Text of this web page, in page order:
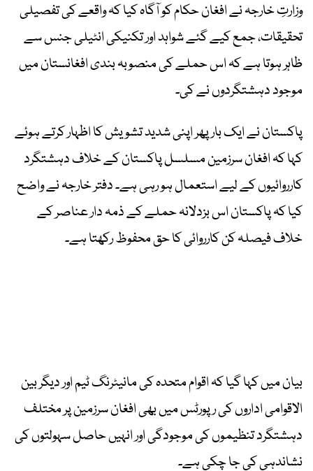
وزارتِ خارجہ نے افغان حکام کو آگاہ کیا کہ واقعے کی تفصیلی
تحقیقات، جمع کیے گئے شواہد اور تکنیکی انٹیلی جنس سے
ظاہر ہوتا ہے کہ اس حملے کی منصوبہ بندی افغانستان میں
موجود دہشتگردوں نے کی۔
پاکستان نے ایک بار پھر اپنی شدید تشویش کا اظہار کرتے ہوئے
کہا کہ افغان سرزمین مسلسل پاکستان کے خلاف دہشتگرد
کارروائیوں کے لیے استعمال ہو رہی ہے۔ دفتر خارجہ نے واضح
کیا کہ پاکستان اس بزدلانہ حملے کے ذمہ دار عناصر کے
خلاف فیصلہ کن کارروائی کا حق محفوظ رکھتا ہے۔
بیان میں کہا گیا کہ اقوام متحدہ کی مانیٹرنگ ٹیم اور دیگر بین
الاقوامی اداروں کی رپورٹس میں بھی افغان سرزمین پر مختلف
دہشتگرد تنظیموں کی موجودگی اور انہیں حاصل سہولتوں کی
نشاندہی کی جا چکی ہے۔